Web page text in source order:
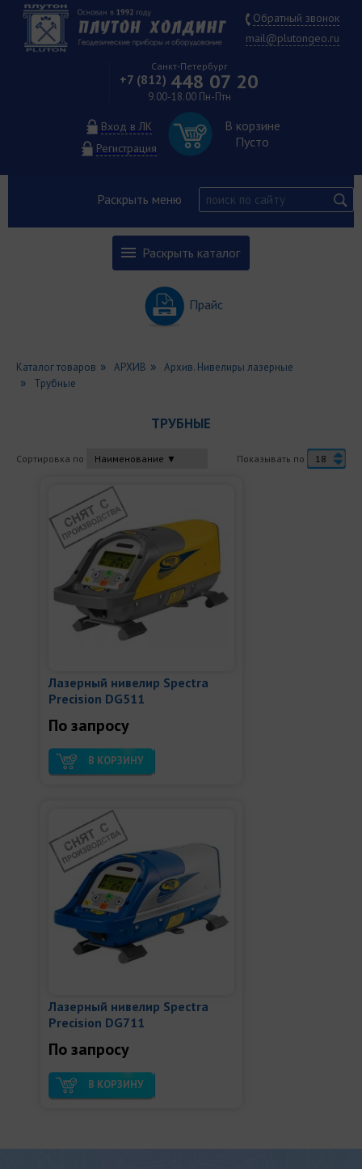
Обратный звонок
mail@plutongeo.ru
Санкт-Петербург
+7 (812) 448 07 20
9.00-18.00 Пн-Птн
Вход в ЛК
Регистрация
В корзине
Пусто
Раскрыть меню
Раскрыть каталог
Прайс
Каталог товаров АРХИВ
Архив. Нивелиры лазерные
Трубные
ТРУБНЫЕ
Сортировка по Показывать по
Лазерный нивелир Spectra
Precision DG511
По запросу
В КОРЗИНУ
Лазерный нивелир Spectra
Precision DG711
По запросу
В КОРЗИНУ